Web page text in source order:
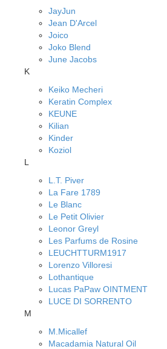
JayJun
Jean D'Arcel
Joico
Joko Blend
June Jacobs
K
Keiko Mecheri
Keratin Complex
KEUNE
Kilian
Kinder
Koziol
L
L.T. Piver
La Fare 1789
Le Blanc
Le Petit Olivier
Leonor Greyl
Les Parfums de Rosine
LEUCHTTURM1917
Lorenzo Villoresi
Lothantique
Lucas PaPaw OINTMENT
LUCE DI SORRENTO
M
M.Micallef
Macadamia Natural Oil